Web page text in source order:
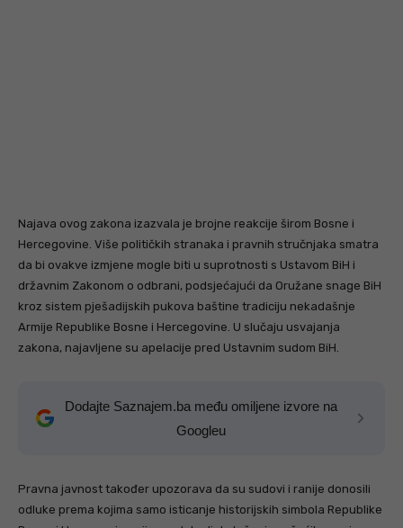
Najava ovog zakona izazvala je brojne reakcije širom Bosne i
Hercegovine. Više političkih stranaka i pravnih stručnjaka smatra
da bi ovakve izmjene mogle biti u suprotnosti s Ustavom BiH i
državnim Zakonom o odbrani, podsjećajući da Oružane snage BiH
kroz sistem pješadijskih pukova baštine tradiciju nekadašnje
Armije Republike Bosne i Hercegovine. U slučaju usvajanja
zakona, najavljene su apelacije pred Ustavnim sudom BiH.
Dodajte Saznajem.ba među omiljene izvore na
Googleu
Pravna javnost također upozorava da su sudovi i ranije donosili
odluke prema kojima samo isticanje historijskih simbola Republike